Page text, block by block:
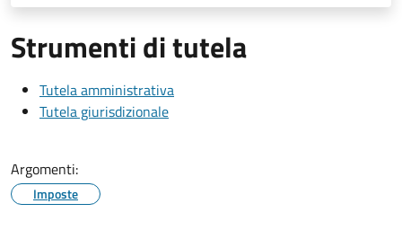
Strumenti di tutela
Tutela amministrativa
Tutela giurisdizionale
Argomenti:
Imposte